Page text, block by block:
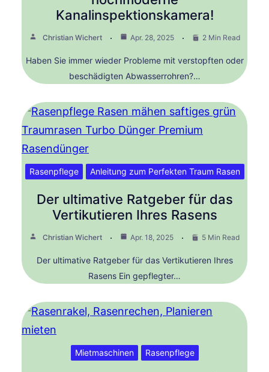
Kanalinspektionskamera!
Christian Wichert Apr. 28, 2025 2 Min Read
Haben Sie immer wieder Probleme mit verstopften oder
beschädigten Abwasserrohren?…
Rasenpflege Anleitung zum Perfekten Traum Rasen
Der ultimative Ratgeber für das
Vertikutieren Ihres Rasens
Christian Wichert Apr. 18, 2025 5 Min Read
Der ultimative Ratgeber für das Vertikutieren Ihres
Rasens Ein gepflegter…
Mietmaschinen Rasenpflege